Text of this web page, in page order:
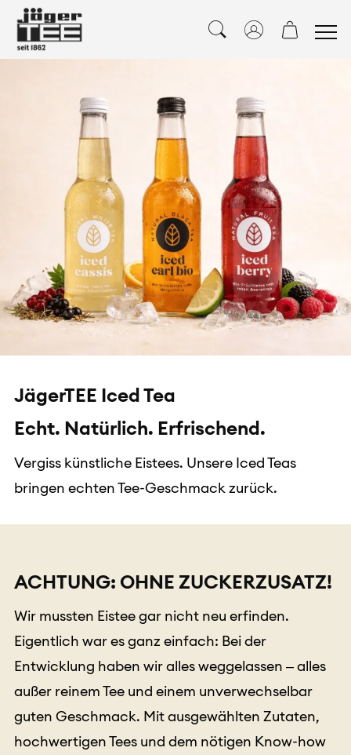
JägerTEE Iced Tea
Echt. Natürlich. Erfrischend.
Vergiss künstliche Eistees. Unsere Iced Teas
bringen echten Tee-Geschmack zurück.
ACHTUNG: OHNE ZUCKERZUSATZ!
Wir mussten Eistee gar nicht neu erfinden.
Eigentlich war es ganz einfach: Bei der
Entwicklung haben wir alles weggelassen – alles
außer reinem Tee und einem unverwechselbar
guten Geschmack. Mit ausgewählten Zutaten,
hochwertigen Tees und dem nötigen Know-how